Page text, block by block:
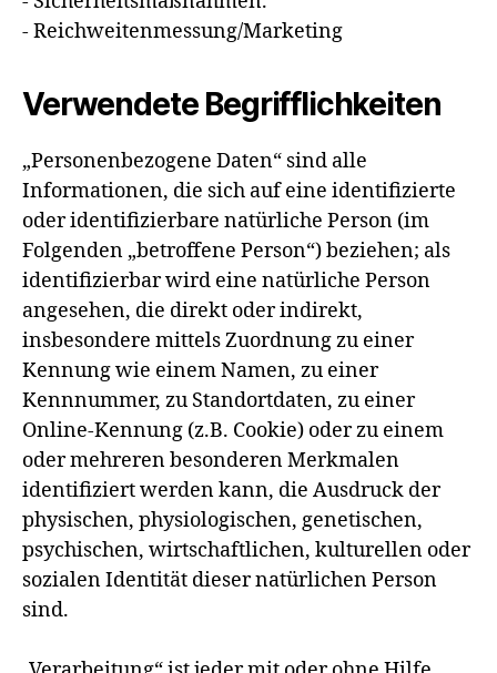
- Reichweitenmessung/Marketing
Verwendete Begrifflichkeiten
„Personenbezogene Daten“ sind alle
Informationen, die sich auf eine identifizierte
oder identifizierbare natürliche Person (im
Folgenden „betroffene Person“) beziehen; als
identifizierbar wird eine natürliche Person
angesehen, die direkt oder indirekt,
insbesondere mittels Zuordnung zu einer
Kennung wie einem Namen, zu einer
Kennnummer, zu Standortdaten, zu einer
Online-Kennung (z.B. Cookie) oder zu einem
oder mehreren besonderen Merkmalen
identifiziert werden kann, die Ausdruck der
physischen, physiologischen, genetischen,
psychischen, wirtschaftlichen, kulturellen oder
sozialen Identität dieser natürlichen Person
sind.